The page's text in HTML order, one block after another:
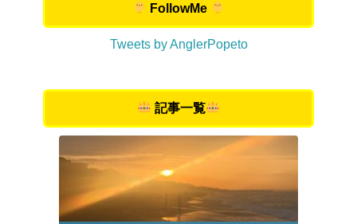
FollowMe
Tweets by AnglerPopeto
記事一覧